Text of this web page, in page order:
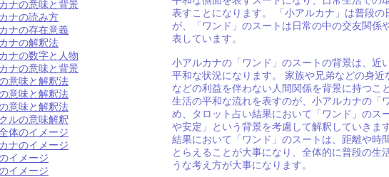
ナの意味と背景
ナの読み方
ナの存在意義
ナの解釈法
ナの数字と人物
ナの意味と背景
意味と解釈法
意味と解釈法
意味と解釈法
ルの意味解釈
体のイメージ
ナのイメージ
イメージ
イメージ
表すことになります。 「小アルカナ」は普段
が、「ワンド」のスートは日常の中の交友関係
表しています。
小アルカナの「ワンド」のスートの背景は、近
平和な状況になります。 家族や兄弟などの身
などの利益を伴わない人間関係を背景に持つこ
生活の平和な流れを表すのが、小アルカナの「
め、タロット占い結果において「ワンド」のス
や安定」という背景を考慮して解釈していきま
結果において「ワンド」のスートは、距離や時
とらえることが大事になり、全体的に普段の生
うな考え方が大事になります。